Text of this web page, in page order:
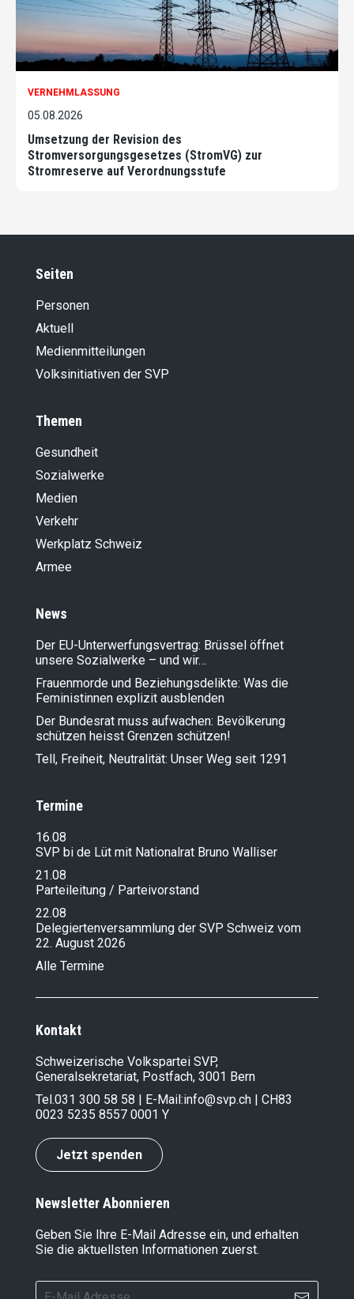
VERNEHMLASSUNG
05.08.2026
Umsetzung der Revision des
Stromversorgungsgesetzes (StromVG) zur
Stromreserve auf Verordnungsstufe
Seiten
Personen
Aktuell
Medienmitteilungen
Volksinitiativen der SVP
Themen
Gesundheit
Sozialwerke
Medien
Verkehr
Werkplatz Schweiz
Armee
News
Der EU-Unterwerfungsvertrag: Brüssel öffnet
unsere Sozialwerke – und wir…
Frauenmorde und Beziehungsdelikte: Was die
Feministinnen explizit ausblenden
Der Bundesrat muss aufwachen: Bevölkerung
schützen heisst Grenzen schützen!
Tell, Freiheit, Neutralität: Unser Weg seit 1291
Termine
16.08
SVP bi de Lüt mit Nationalrat Bruno Walliser
21.08
Parteileitung / Parteivorstand
22.08
Delegiertenversammlung der SVP Schweiz vom
22. August 2026
Alle Termine
Kontakt
Schweizerische Volkspartei SVP,
Generalsekretariat, Postfach, 3001 Bern
Tel.031 300 58 58 | E-Mail:info@svp.ch | CH83
0023 5235 8557 0001 Y
Jetzt spenden
Newsletter Abonnieren
Geben Sie Ihre E-Mail Adresse ein, und erhalten
Sie die aktuellsten Informationen zuerst.